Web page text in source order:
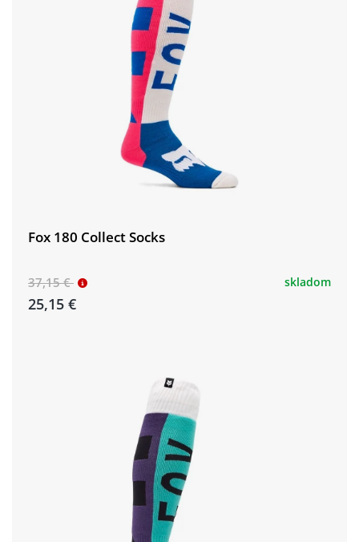
Fox 180 Collect Socks
37,15 €
25,15 €
skladom